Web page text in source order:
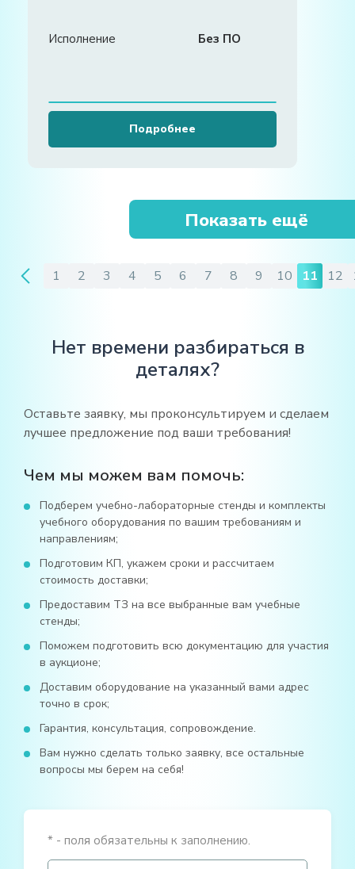
Исполнение Без ПО
Подробнее
Показать ещё
1 2 3 4 5 6 7 8 9 10 11 12
Нет времени разбираться в
деталях?
Оставьте заявку, мы проконсультируем и сделаем
лучшее предложение под ваши требования!
Чем мы можем вам помочь:
Подберем учебно-лабораторные стенды и комплекты
учебного оборудования по вашим требованиям и
направлениям;
Подготовим КП, укажем сроки и рассчитаем
стоимость доставки;
Предоставим ТЗ на все выбранные вам учебные
стенды;
Поможем подготовить всю документацию для участия
в аукционе;
Доставим оборудование на указанный вами адрес
точно в срок;
Гарантия, консультация, сопровождение.
Вам нужно сделать только заявку, все остальные
вопросы мы берем на себя!
* - поля обязательны к заполнению.